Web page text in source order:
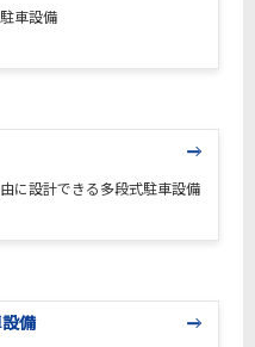
車設備
に設計できる多段式駐車設備
備